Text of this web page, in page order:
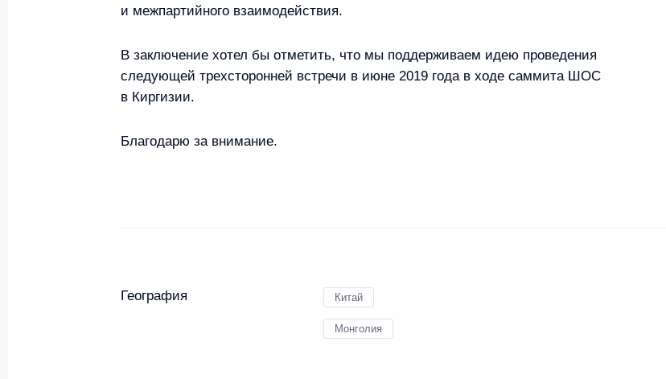
3 сентября 2014 года, 14:00
Рабочий визит в Монголию
Владимир Путин посетит Монголию
и межпартийного взаимодействия.
В заключение хотел бы отметить, что мы поддерживаем идею проведения
следующей трехсторонней встречи в июне 2019 года в ходе саммита ШОС
в Киргизии.
Благодарю за внимание.
География Китай
Монголия